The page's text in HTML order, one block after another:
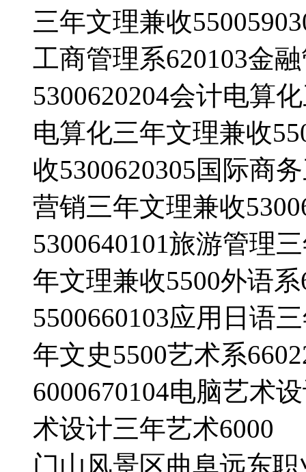
三年文理兼收
工商管理系620103金
5300620204会计电算
电算化三年文理兼收
收5300620305国际商
营销三年文理兼收
5300640101旅游管理
年文理兼收5500外语
5500660103应用日语
年文史5500艺术系
6000670104电脑艺术
术设计三年艺术
门山风景区曲阜远东